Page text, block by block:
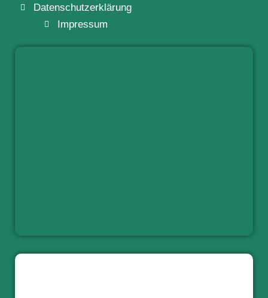
Datenschutzerklärung
Impressum